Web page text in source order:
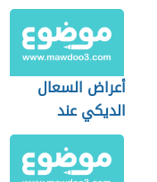
أعراض السعال
الديكي عند
الأطفال